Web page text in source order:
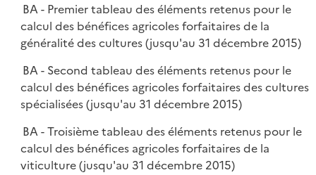
BA - Premier tableau des éléments retenus pour le
calcul des bénéfices agricoles forfaitaires de la
généralité des cultures (jusqu'au 31 décembre 2015)
BA - Second tableau des éléments retenus pour le
calcul des bénéfices agricoles forfaitaires des cultures
spécialisées (jusqu'au 31 décembre 2015)
BA - Troisième tableau des éléments retenus pour le
calcul des bénéfices agricoles forfaitaires de la
viticulture (jusqu'au 31 décembre 2015)